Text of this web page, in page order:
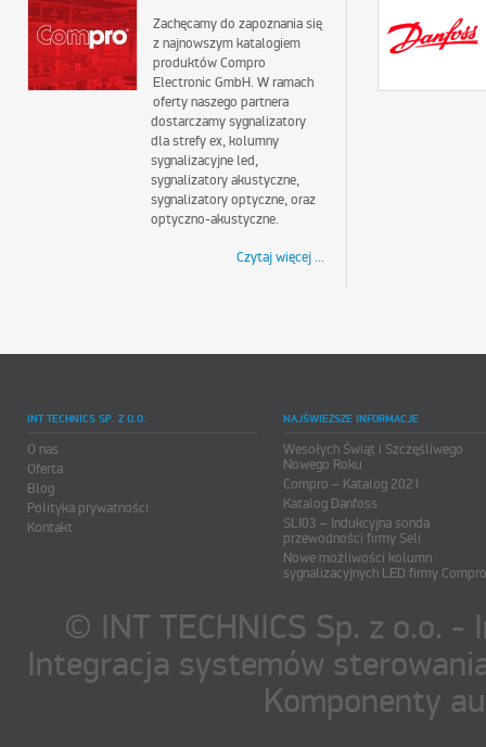
Zachęcamy do zapoznania się
z najnowszym katalogiem
produktów Compro
Electronic GmbH. W ramach
oferty naszego partnera
dostarczamy sygnalizatory
dla strefy ex, kolumny
sygnalizacyjne led,
sygnalizatory akustyczne,
sygnalizatory optyczne, oraz
optyczno-akustyczne.
Czytaj więcej ...
INT TECHNICS SP. Z O.O.
O nas
Oferta
Blog
Polityka prywatności
Kontakt
NAJŚWIEŻSZE INFORMACJE
Wesołych Świąt i Szczęśliwego
Nowego Roku
Compro – Katalog 2021
Katalog Danfoss
SLI03 – Indukcyjna sonda
przewodności firmy Seli
Nowe możliwości kolumn
sygnalizacyjnych LED firmy
© INT TECHNICS Sp. z o.o.
Integracja systemów
Komponenty